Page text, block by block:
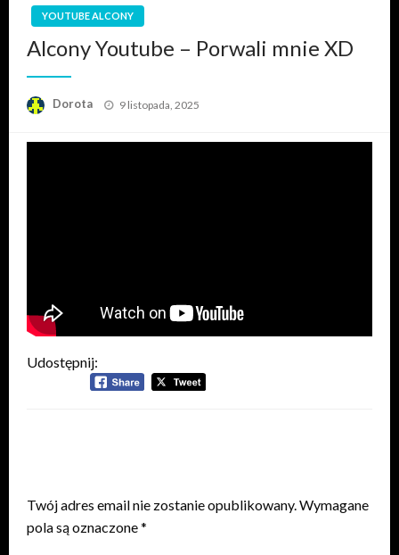
YOUTUBE ALCONY
Alcony Youtube – Porwali mnie XD
Dorota
Opublikowane
9 listopada, 2025
Udostępnij:
Twój adres email nie zostanie opublikowany.Wymagane
pola są oznaczone*